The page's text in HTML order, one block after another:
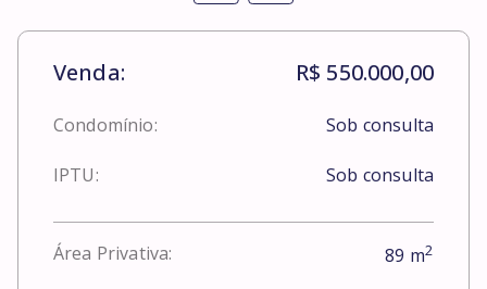
Venda: R$ 550.000,00
Condomínio: Sob consulta
IPTU: Sob consulta
Área Privativa: 89 m2